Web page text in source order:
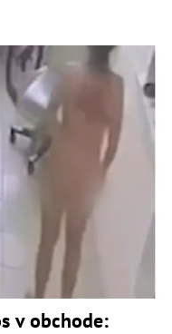
v obchode: